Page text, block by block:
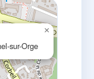
sur-Orge
×